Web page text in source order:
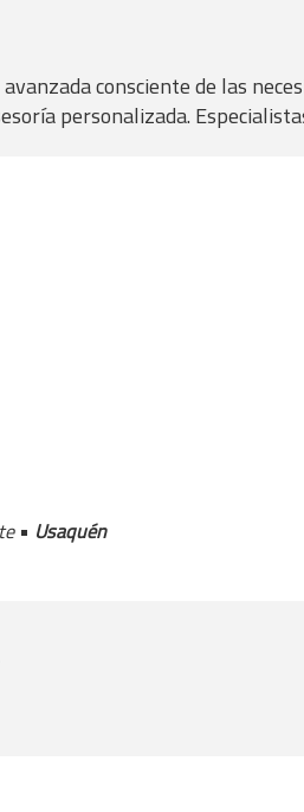
consciente de las
personalizada.
• Usaquén